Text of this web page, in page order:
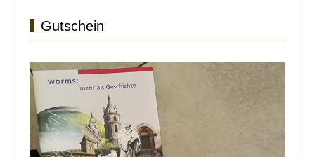
Gutschein